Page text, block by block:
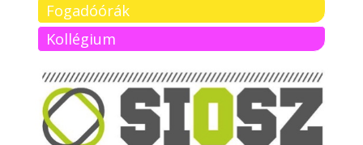
Fogadóórák
Kollégium